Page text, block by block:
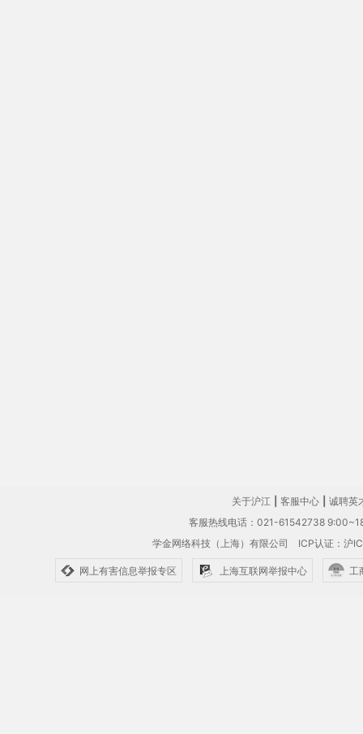
关于沪江 客服中心
诚聘英
客服热线电话：021-61542738
学金网络科技（上海）有限公司 ICP认证：沪
网上有害信息举报专区 上海互联网举报中心 工